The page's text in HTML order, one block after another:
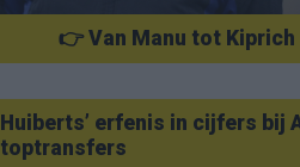
👉 Van Manu tot Kiprich
Huiberts’ erfenis in cijfers bij
toptransfers